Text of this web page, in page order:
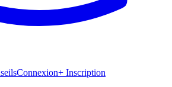
Connexion+ Inscription